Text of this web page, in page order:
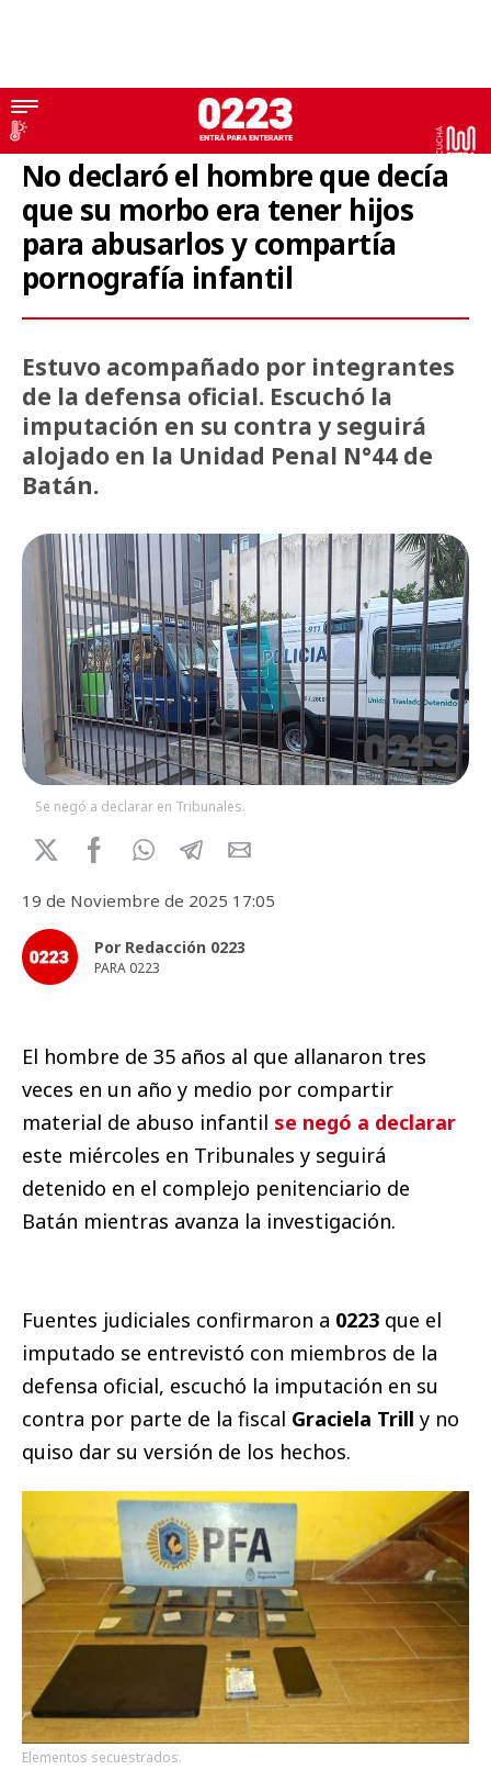
Pornografía infantil
No declaró el hombre que decía
que su morbo era tener hijos
para abusarlos y compartía
pornografía infantil
Estuvo acompañado por integrantes
de la defensa oficial. Escuchó la
imputación en su contra y seguirá
alojado en la Unidad Penal N°44 de
Batán.
Se negó a declarar en Tribunales.
19 de Noviembre de 2025 17:05
Por Redacción 0223
PARA 0223
El hombre de 35 años al que allanaron tres
veces en un año y medio por compartir
material de abuso infantil se negó a declarar
este miércoles en Tribunales y seguirá
detenido en el complejo penitenciario de
Batán mientras avanza la investigación.
Fuentes judiciales confirmaron a 0223 que el
imputado se entrevistó con miembros de la
defensa oficial, escuchó la imputación en su
contra por parte de la fiscal Graciela Trill y no
quiso dar su versión de los hechos.
Elementos secuestrados.